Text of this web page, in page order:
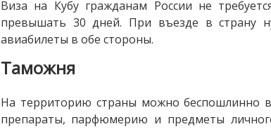
Виза на Кубу гражданам России не
превышать 30 дней. При въезде в страну
авиабилеты в обе стороны.
Таможня
На территорию страны можно беспошлинно
препараты, парфюмерию и предметы